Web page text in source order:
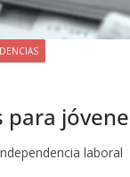
para
laboral